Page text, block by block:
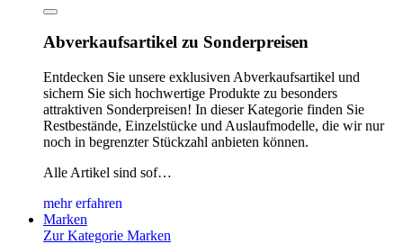
Abverkaufsartikel zu Sonderpreisen
Entdecken Sie unsere exklusiven Abverkaufsartikel und
sichern Sie sich hochwertige Produkte zu besonders
attraktiven Sonderpreisen! In dieser Kategorie finden Sie
Restbestände, Einzelstücke und Auslaufmodelle, die wir nur
noch in begrenzter Stückzahl anbieten können.
Alle Artikel sind sof…
mehr erfahren
Marken
Zur Kategorie Marken